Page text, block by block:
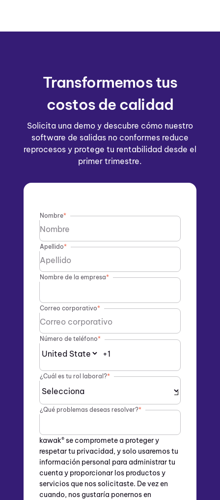
Transformemos tus
costos de calidad
Solicita una demo y descubre cómo nuestro
software de salidas no conformes reduce
reprocesos y protege tu rentabilidad desde el
primer trimestre.
Nombre*
Apellido*
Nombre de la empresa*
Correo corporativo*
Número de teléfono*
¿Cuál es tu rol laboral?*
¿Qué problemas deseas resolver?*
kawak® se compromete a proteger y
respetar tu privacidad, y solo usaremos tu
información personal para administrar tu
cuenta y proporcionar los productos y
servicios que nos solicitaste. De vez en
cuando, nos gustaría ponernos en